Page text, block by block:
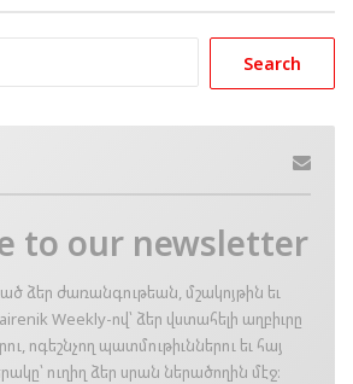
to our newsletter
ձեր ժառանգութեան, մշակոյթին եւ
Weekly-ով՝ ձեր վստահելի աղբիւրը
ոգեշնչող պատմութիւններու եւ հայ
ուղիղ ձեր սրան ներածողին մէջ։